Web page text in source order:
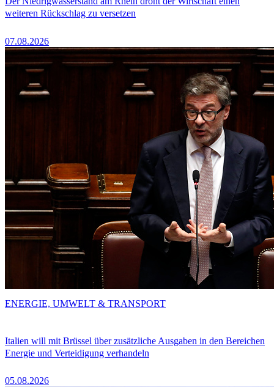
weiteren Rückschlag zu versetzen
07.08.2026
Italien will mit Brüssel über zusätzliche Ausgaben in den Bereichen
Energie und Verteidigung verhandeln
05.08.2026
ENERGIE, UMWELT & TRANSPORT